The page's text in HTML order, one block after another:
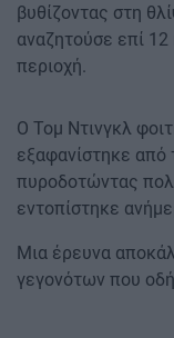
βυθίζοντας στη
αναζητούσε επί
περιοχή.
Ο Τομ Ντινγκλ
εξαφανίστηκε από
πυροδοτώντας
εντοπίστηκε
Μια έρευνα
γεγονότων που